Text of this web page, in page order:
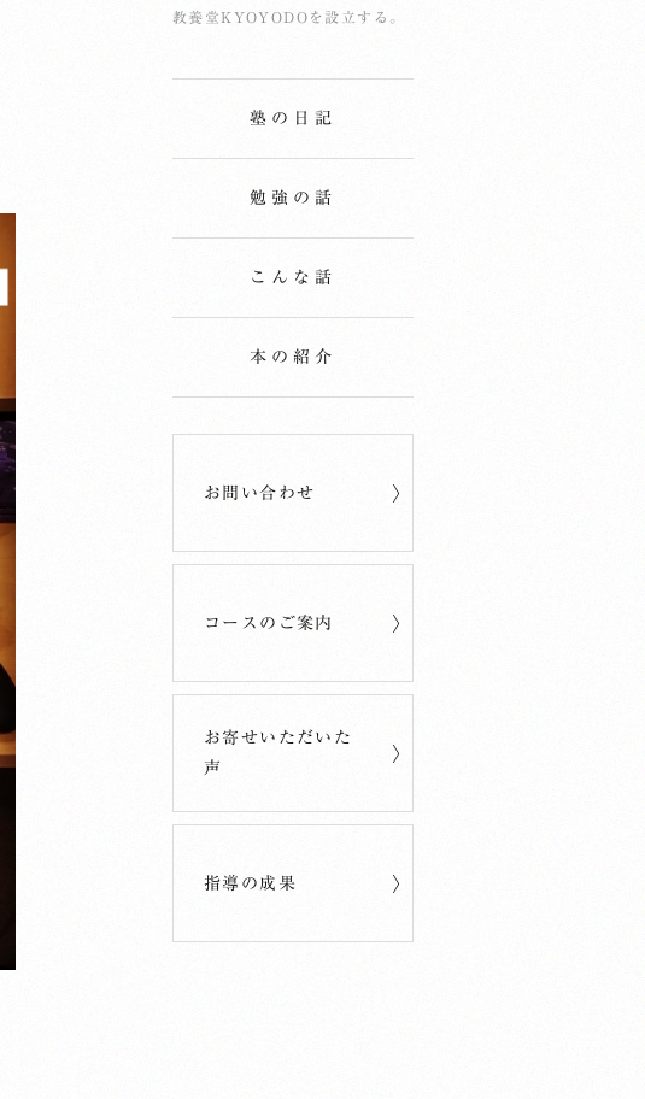
教養堂KYOYODOを設立する。
塾の日記
勉強の話
こんな話
本の紹介
お問い合わせ
コースのご案内
お寄せいただいた
声
指導の成果